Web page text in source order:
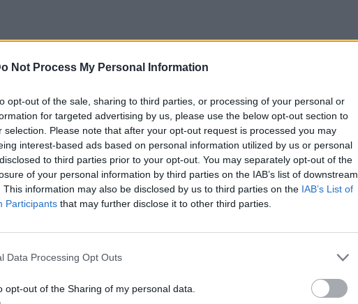
Not Process My Personal Information
opt-out of the sale, sharing to third parties, or processing of your personal or
for targeted advertising by us, please use the below opt-out section to
selection. Please note that after your opt-out request is processed you may
interest-based ads based on personal information utilized by us or personal
to third parties prior to your opt-out. You may separately opt-out of the
of your personal information by third parties on the IAB’s list of downstream
This information may also be disclosed by us to third parties on the IAB’s List of
Participants that may further disclose it to other third parties.
Data Processing Opt Outs
opt-out of the Sharing of my personal data.